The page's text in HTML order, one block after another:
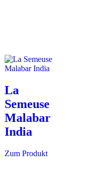
La
Semeuse
Malabar
India
Zum Produkt